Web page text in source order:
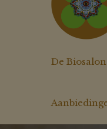
De Biosalon